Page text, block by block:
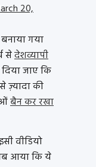
20,
गया
सेदेशव्यापी
जाए कि
ज़्यादा की
बैन कर रखा
वीडियो
आया कि ये